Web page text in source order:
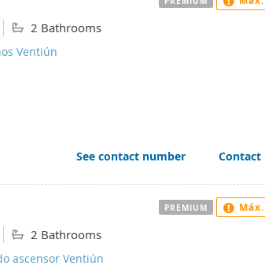
2 Bathrooms
Ventiún
See contact number Contact
2 Bathrooms
ascensor Ventiún
PREMIUM